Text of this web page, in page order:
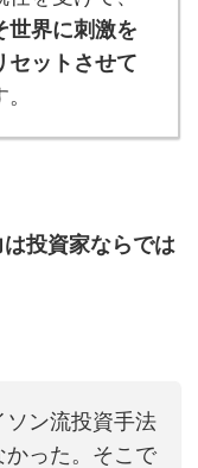
世界に刺激を
セットさせて
投資家ならでは
ン流投資手法
かった。そこで